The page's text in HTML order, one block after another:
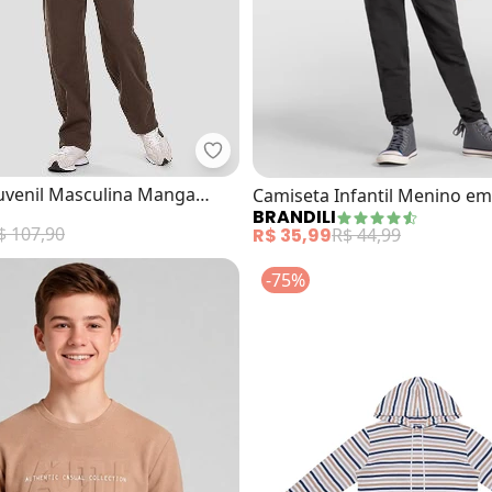
Infantil Manga Longa (Marrom)Based. - Camiseta Juvenil
Masculina Manga
107,90
Camiseta Infantil Menino
(Marrom)
BRANDILI
R$ 35,99R$ 44,99
-75%